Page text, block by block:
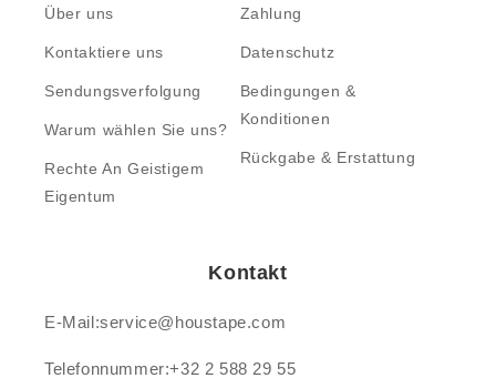
Über uns
Kontaktiere uns
Sendungsverfolgung
Warum wählen Sie uns?
Rechte An Geistigem
Eigentum
Zahlung
Datenschutz
Bedingungen &
Konditionen
Rückgabe & Erstattung
Kontakt
E-Mail:service@houstape.com
Telefonnummer:+32 2 588 29 55